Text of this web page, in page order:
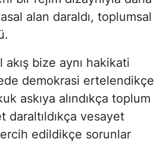
alan daraldı, toplumsal
bize aynı hakikati
demokrasi ertelendikçe
askıya alındıkça toplum
daraltıldıkça vesayet
edildikçe sorunlar